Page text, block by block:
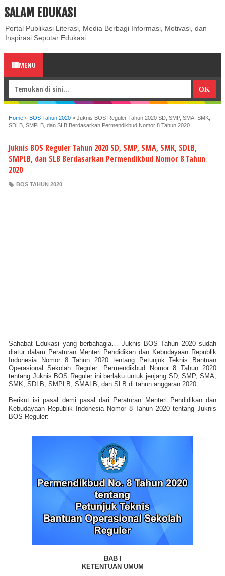
ABOUT CONTACT US
SALAM EDUKASI
Portal Publikasi Literasi, Media Berbagi Informasi, Motivasi, dan
Inspirasi Seputar Edukasi.
MENU
Home » BOS Tahun 2020 » Juknis BOS Reguler Tahun 2020 SD, SMP, SMA, SMK,
SDLB, SMPLB, dan SLB Berdasarkan Permendikbud Nomor 8 Tahun 2020
Juknis BOS Reguler Tahun 2020 SD, SMP, SMA, SMK, SDLB,
SMPLB, dan SLB Berdasarkan Permendikbud Nomor 8 Tahun
2020
BOS TAHUN 2020
Sahabat Edukasi yang berbahagia… Juknis BOS Tahun 2020 sudah
diatur dalam Peraturan Menteri Pendidikan dan Kebudayaan Republik
Indonesia Nomor 8 Tahun 2020 tentang Petunjuk Teknis Bantuan
Operasional Sekolah Reguler.
Permendikbud Nomor 8 Tahun 2020
tentang Juknis BOS Reguler ini berlaku untuk jenjang SD, SMP, SMA,
SMK, SDLB, SMPLB, SMALB, dan SLB di tahun anggaran 2020.
Berikut isi pasal demi pasal dari Peraturan Menteri Pendidikan dan
Kebudayaan Republik Indonesia Nomor 8 Tahun 2020 tentang Juknis
BOS Reguler:
BAB I
KETENTUAN UMUM